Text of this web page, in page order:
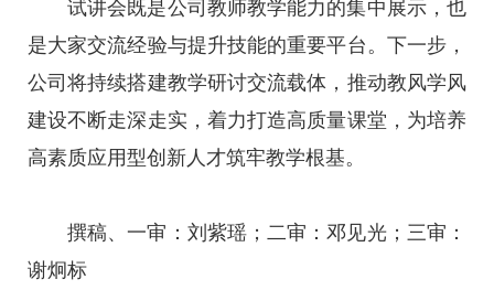
是大家交流经验与提升技能的重要平台。下一步，
公司将持续搭建教学研讨交流载体，推动教风学风
建设不断走深走实，着力打造高质量课堂，为培养
高素质应用型创新人才筑牢教学根基。
撰稿、一审：刘紫瑶；二审：邓见光；三审：
谢炯标